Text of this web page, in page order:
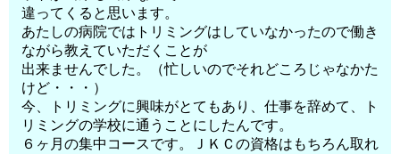
違ってくると思います。
あたしの病院ではトリミングはしていなかったので働き
ながら教えていただくことが
出来ませんでした。（忙しいのでそれどころじゃなかた
けど・・・）
今、トリミングに興味がとてもあり、仕事を辞めて、ト
リミングの学校に通うことにしたんです。
６ヶ月の集中コースです。ＪＫＣの資格はもちろん取れ